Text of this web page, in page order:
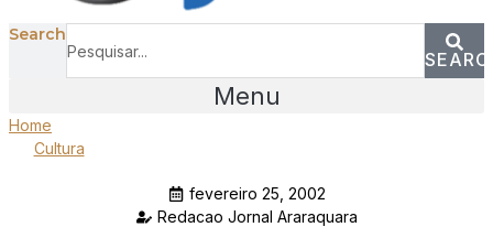
Search
Menu
Home
Cultura
fevereiro 25, 2002
Redacao Jornal Araraquara